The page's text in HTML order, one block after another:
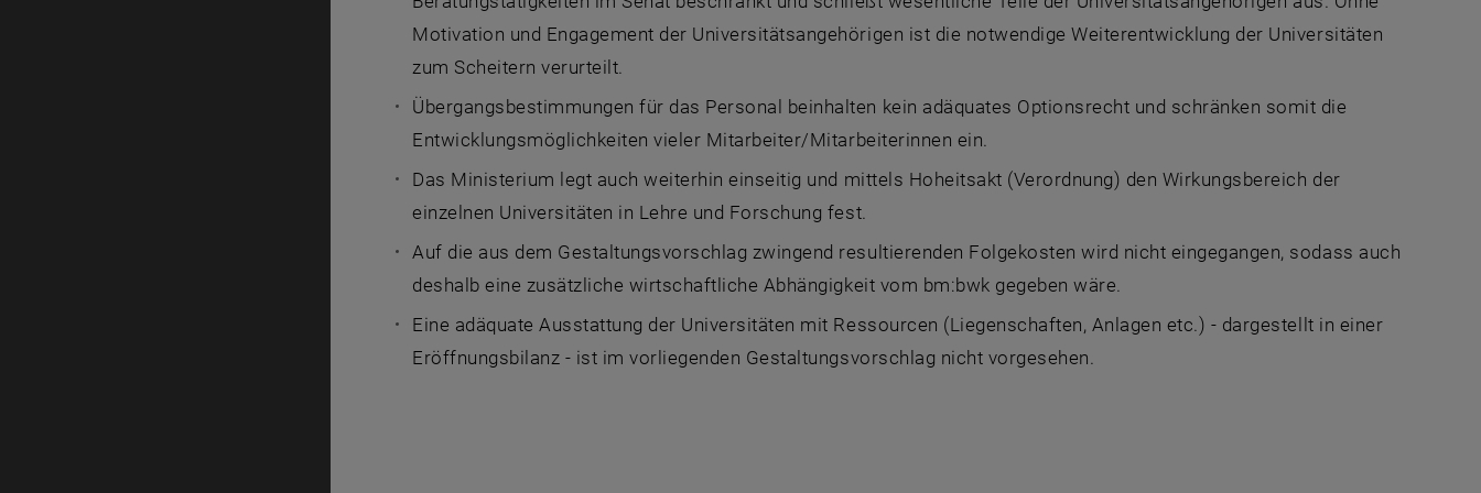
Motivation und Engagement der Universitätsangehörigen ist die notwendige Weiterentwicklung der Universitäten
zum Scheitern verurteilt.
Übergangsbestimmungen für das Personal beinhalten kein adäquates Optionsrecht und schränken somit die
Entwicklungsmöglichkeiten vieler Mitarbeiter/Mitarbeiterinnen ein.
Das Ministerium legt auch weiterhin einseitig und mittels Hoheitsakt (Verordnung) den Wirkungsbereich der
einzelnen Universitäten in Lehre und Forschung fest.
Auf die aus dem Gestaltungsvorschlag zwingend resultierenden Folgekosten wird nicht eingegangen, sodass auch
deshalb eine zusätzliche wirtschaftliche Abhängigkeit vom bm:bwk gegeben wäre.
Eine adäquate Ausstattung der Universitäten mit Ressourcen (Liegenschaften, Anlagen etc.) - dargestellt in einer
Eröffnungsbilanz - ist im vorliegenden Gestaltungsvorschlag nicht vorgesehen.